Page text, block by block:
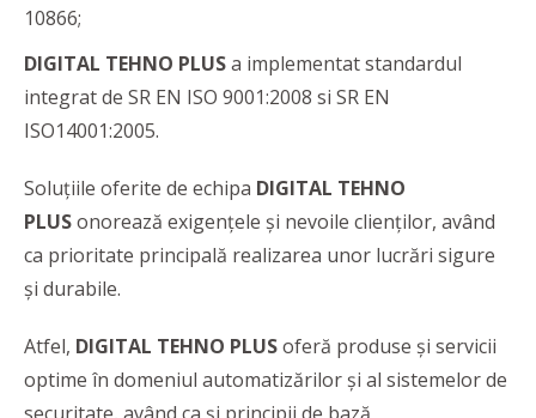
10866;
DIGITAL TEHNO PLUSa implementat standardul
integrat de SR EN ISO 9001:2008 si SR EN
ISO14001:2005.
Soluțiile oferite de echipa DIGITAL TEHNO
PLUSonorează exigențele și nevoile clienților, având
ca prioritate principală realizarea unor lucrări sigure
și durabile.
Atfel, DIGITAL TEHNO PLUSoferă produse și servicii
optime în domeniul automatizărilor și al sistemelor de